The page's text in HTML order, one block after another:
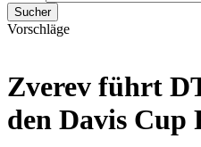
Sucher
Vorschläge
Zverev führt
den Davis Cup